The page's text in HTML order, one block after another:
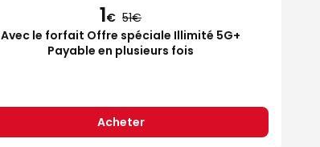
1€ 51
Avec le forfait Offre spéciale Illimité 5G+
Payable en plusieurs fois
Acheter